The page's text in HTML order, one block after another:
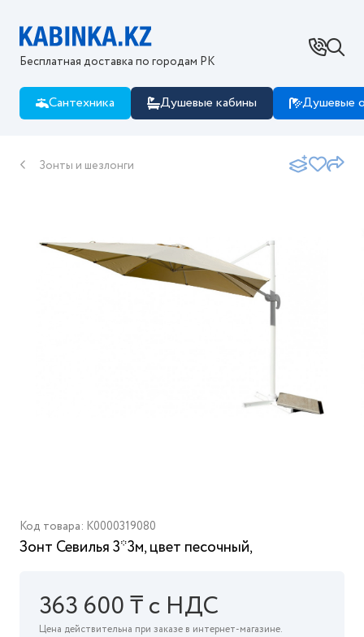
Бесплатная доставка по городам РК
Сантехника Душевые кабины Душевые
Зонты и шезлонги
Код товара: K0000319080
Зонт Севилья 3*3м, цвет песочный,
363 600 ₸ с НДС
Цена действительна при заказе в интернет-магазине.